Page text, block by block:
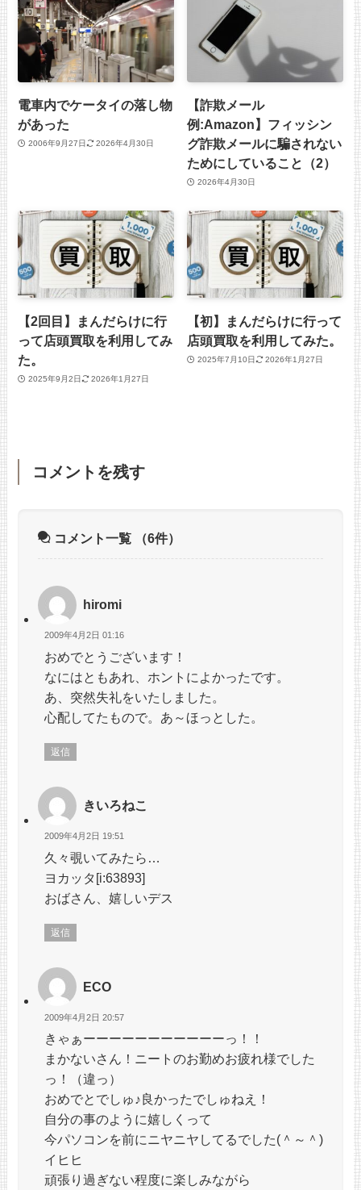
電車内でケータイの落し物
があった
2006年9月27日 2026年4月30日
【詐欺メール
例:Amazon】フィッシン
グ詐欺メールに騙されない
ためにしていること（2）
2026年4月30日
【2回目】まんだらけに行
って店頭買取を利用してみ
た。
2025年9月2日 2026年1月27日
【初】まんだらけに行って
店頭買取を利用してみた。
2025年7月10日 2026年1月27日
コメントを残す
コメント一覧 （6件）
hiromi
2009年4月2日 01:16
おめでとうございます！
なにはともあれ、ホントによかったです。
あ、突然失礼をいたしました。
心配してたもので。あ～ほっとした。
返信
きいろねこ
2009年4月2日 19:51
久々覗いてみたら…
ヨカッタ[i:63893]
おばさん、嬉しいデス
返信
ECO
2009年4月2日 20:57
きゃぁーーーーーーーーーーーっ！！
まかないさん！ニートのお勤めお疲れ様でした
っ！（違っ）
おめでとでしゅ♪良かったでしゅねえ！
自分の事のように嬉しくって
今パソコンを前にニヤニヤしてるでした(＾～＾)
イヒヒ
頑張り過ぎない程度に楽しみながら